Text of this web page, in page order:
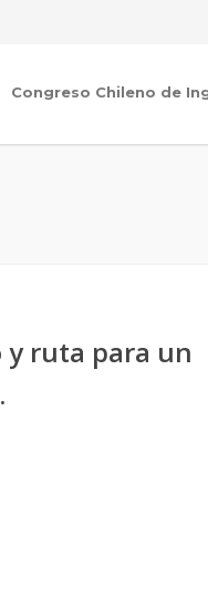
Congreso Chileno de
y ruta para un